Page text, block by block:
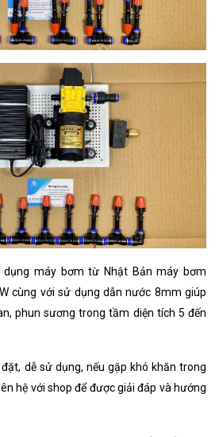
máy bơm từ Nhật Bản máy bơm
cùng với sử dụng dẫn nước 8mm giúp
phun sương trong tầm diện tích 5 đến
dễ sử dụng, nếu gặp khó khăn trong
hệ với shop để được giải đáp và hướng